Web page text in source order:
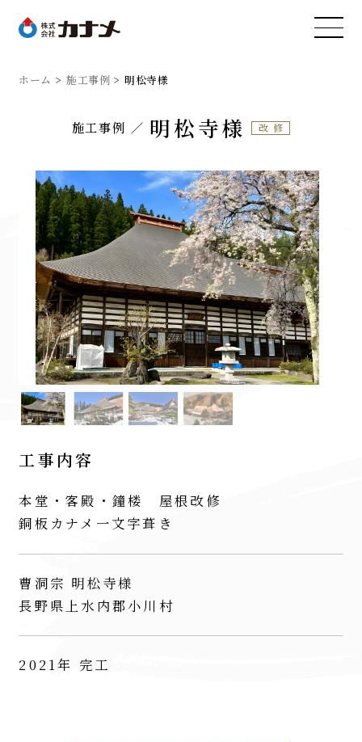
ホーム 施工事例 明松寺様
施工事例 明松寺様 改修
工事内容
本堂・客殿・鐘楼 屋根改修
銅板カナメ一文字葺き
曹洞宗 明松寺様
長野県上水内郡小川村
2021年 完工